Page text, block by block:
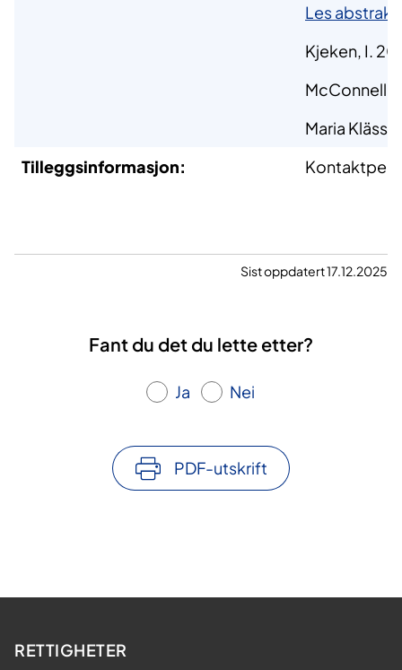
Les abstrakt
Kjeken, I.
McConnell,
Maria
Tilleggsinformasjon:
Sist oppdatert 17.12.2025
Fant du det du lette etter?
Ja Nei
PDF-utskrift
RETTIGHETER